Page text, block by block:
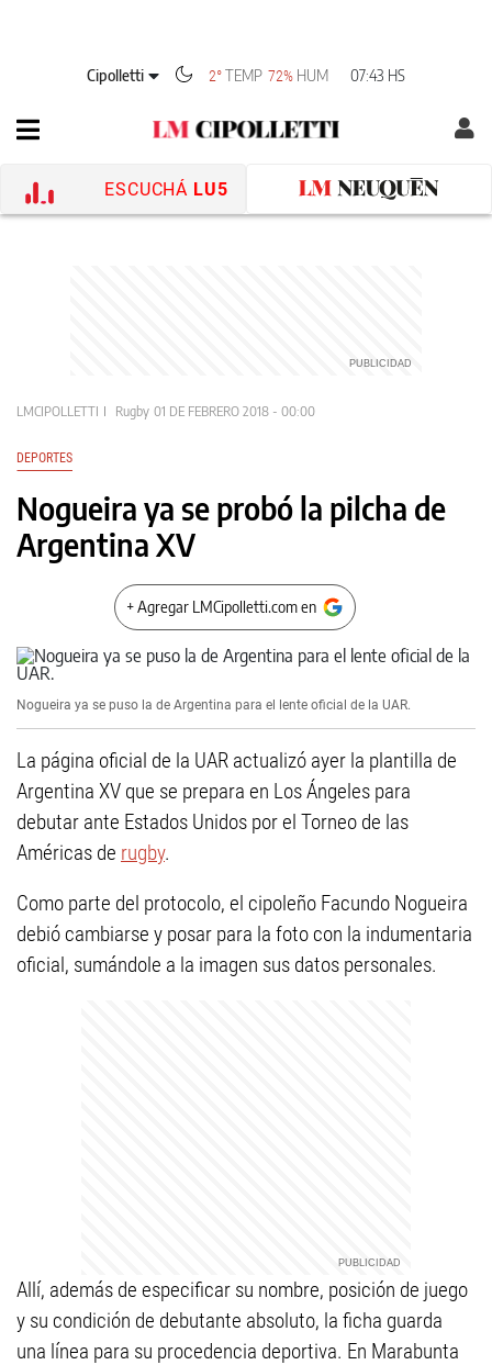
Cipolletti 2°TEMP 72% HUM 07:43 HS
ESCUCHÁ LU5
LMCIPOLLETTI Rugby 01 DE FEBRERO 2018 - 00:00
DEPORTES
Nogueira ya se probó la pilcha de
Argentina XV
+ Agregar LMCipolletti.com en
Nogueira ya se puso la de Argentina para el lente oficial de la UAR.
La página oficial de la UAR actualizó ayer la plantilla de
Argentina XV que se prepara en Los Ángeles para
debutar ante Estados Unidos por el Torneo de las
Américas de rugby.
Como parte del protocolo, el cipoleño Facundo Nogueira
debió cambiarse y posar para la foto con la indumentaria
oficial, sumándole a la imagen sus datos personales.
Allí, además de especificar su nombre, posición de juego
y su condición de debutante absoluto, la ficha guarda
una línea para su procedencia deportiva. En Marabunta